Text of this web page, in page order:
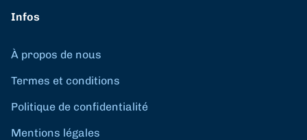
Infos
À propos de nous
Termes et conditions
Politique de confidentialité
Mentions légales